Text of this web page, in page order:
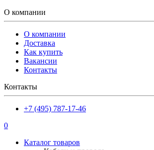
О компании
О компании
Доставка
Как купить
Вакансии
Контакты
Контакты
+7 (495) 787-17-46
0
Каталог товаров